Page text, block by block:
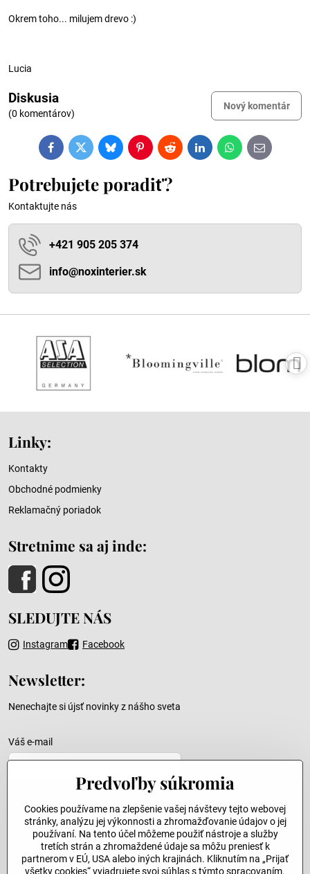
Okrem toho... milujem drevo :)
Lucia
Diskusia
(0 komentárov)
Nový komentár
FacebookTwitterBlueskyPinterestRedditLinkedInWhatsApp
E-
mail
Potrebujete poradiť?
Kontaktujte nás
+421 905 205 374
info​@noxinterier​.sk
Linky:
Kontakty
Obchodné podmienky
Reklamačný poriadok
Stretnime sa aj inde:
SLEDUJTE NÁS
Instagram Facebook
Newsletter:
Nenechajte si újsť novinky z nášho sveta
Váš e-mail
Odoslať
©2026 Copyright
Predvoľby súkromia
Cookies používame na zlepšenie vašej návštevy tejto webovej
stránky, analýzu jej výkonnosti a zhromažďovanie údajov o jej
používaní. Na tento účel môžeme použiť nástroje a služby
tretích strán a zhromaždené údaje sa môžu preniesť k
partnerom v EÚ, USA alebo iných krajinách. Kliknutím na „Prijať
všetky cookies“ vyjadrujete svoj súhlas s týmto spracovaním.